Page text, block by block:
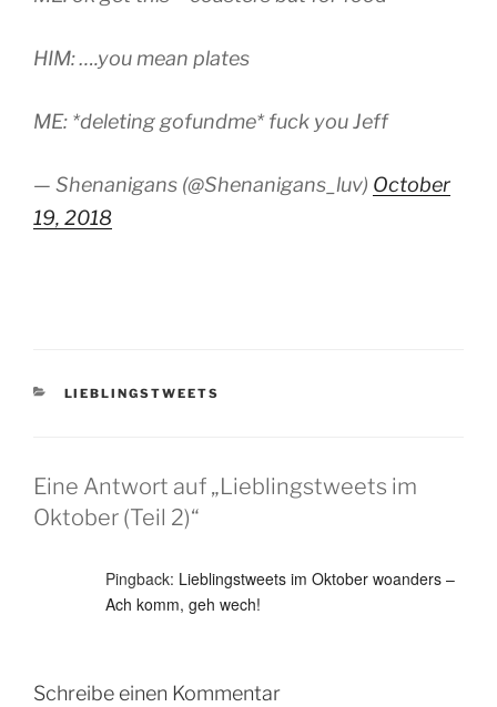
HIM: ….you mean plates
ME: *deleting gofundme* fuck you Jeff
— Shenanigans (@Shenanigans_luv) October
19, 2018
KATEGORIEN
LIEBLINGSTWEETS
Eine Antwort auf „Lieblingstweets im
Oktober (Teil 2)“
Pingback: Lieblingstweets im Oktober woanders –
Ach komm, geh wech!
Schreibe einen Kommentar